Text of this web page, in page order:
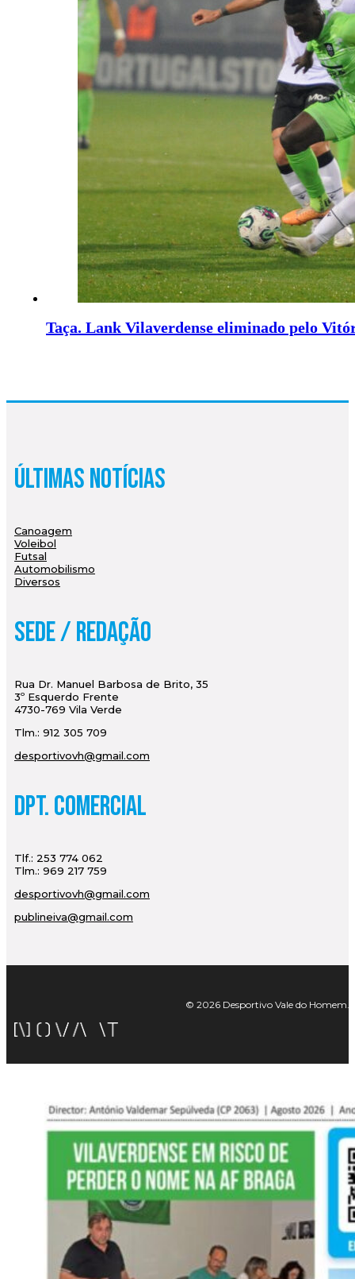
Taça. Lank Vilaverdense eliminado pelo
Últimas Notícias
Canoagem
Voleibol
Futsal
Automobilismo
Diversos
Sede / Redação
Rua Dr. Manuel Barbosa de Brito, 35
3º Esquerdo Frente
4730-769 Vila Verde
Tlm.: 912 305 709
desportivovh@gmail.com
Dpt. Comercial
Tlf.: 253 774 062
Tlm.: 969 217 759
desportivovh@gmail.com
publineiva@gmail.com
© 2026 Desportivo Vale do Homem.